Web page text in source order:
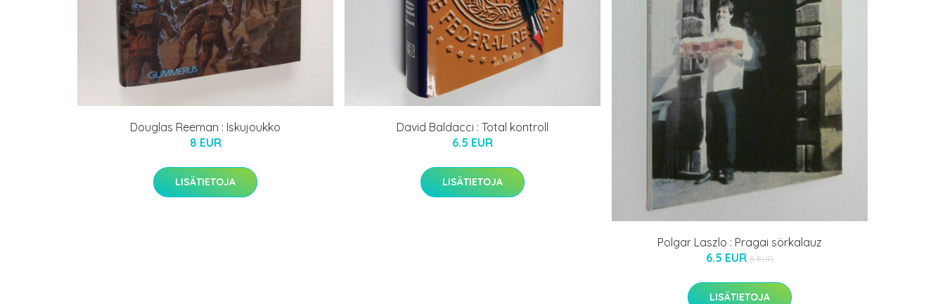
Douglas Reeman : Iskujoukko
8 EUR
LISÄTIETOJA
David Baldacci : Total kontroll
6.5 EUR
LISÄTIETOJA
Polgar Laszlo : Pragai sörkalauz
6.5 EUR 8 EUR
LISÄTIETOJA